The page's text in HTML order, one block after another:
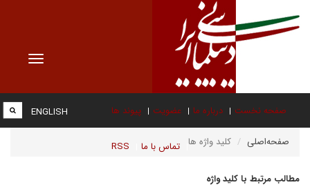
Toggle
صفحه نخست درباره ما عضویت پیوند ها
تماس با ما RSS
ENGLISH
صفحه‌اصلی کلید واژه ها
مطالب مرتبط با کلید واژه